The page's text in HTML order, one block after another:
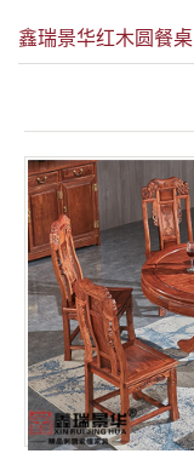
鑫瑞景华红木圆餐桌